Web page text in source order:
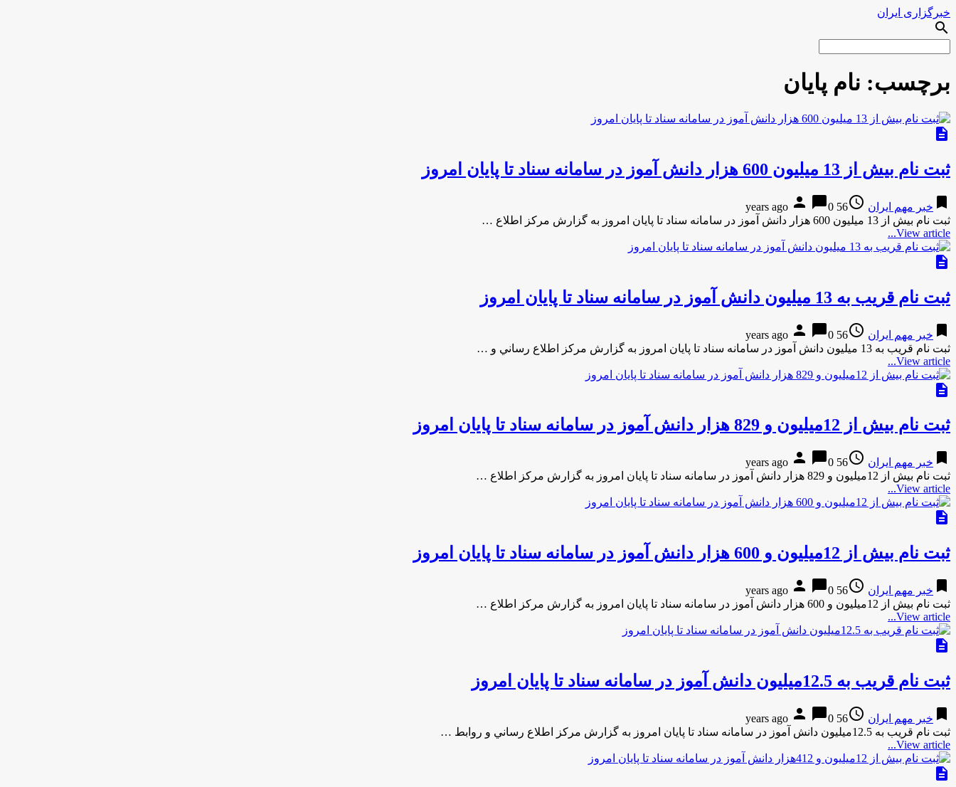
خبرگزاری ایران
search
برچسب: نام پايان
description
ثبت نام بيش از 13 ميليون 600 هزار دانش آموز در سامانه سناد تا پايان امروز
bookmark خبر مهم ایران access_time
56 years ago
person chat_bubble0
ثبت نام بيش از 13 ميليون 600 هزار دانش آموز در سامانه سناد تا پايان امروز به گزارش مركز اطلاع …
View article...
description
ثبت نام قريب به 13 ميليون دانش آموز در سامانه سناد تا پايان امروز
bookmark خبر مهم ایران access_time
56 years ago
person chat_bubble0
ثبت نام قريب به 13 ميليون دانش آموز در سامانه سناد تا پايان امروز به گزارش مركز اطلاع رساني و …
View article...
description
ثبت نام بيش از 12ميليون و 829 هزار دانش آموز در سامانه سناد تا پايان امروز
bookmark خبر مهم ایران access_time
56 years ago
person chat_bubble0
ثبت نام بيش از 12ميليون و 829 هزار دانش آموز در سامانه سناد تا پايان امروز به گزارش مركز اطلاع …
View article...
description
ثبت نام بيش از 12ميليون و 600 هزار دانش آموز در سامانه سناد تا پايان امروز
bookmark خبر مهم ایران access_time
56 years ago
person chat_bubble0
ثبت نام بيش از 12ميليون و 600 هزار دانش آموز در سامانه سناد تا پايان امروز به گزارش مركز اطلاع …
View article...
description
ثبت نام قريب به 12.5ميليون دانش آموز در سامانه سناد تا پايان امروز
bookmark خبر مهم ایران access_time
56 years ago
person chat_bubble0
ثبت نام قريب به 12.5ميليون دانش آموز در سامانه سناد تا پايان امروز به گزارش مركز اطلاع رساني و روابط …
View article...
description